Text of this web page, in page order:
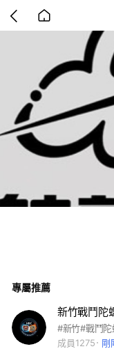
back
to
專屬推薦
新竹戰鬥陀
#新竹#戰鬥陀
成員1275
剛